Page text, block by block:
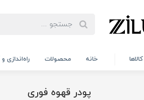
خانه محصولات راه‌اندازی
پودر قهوه فوری